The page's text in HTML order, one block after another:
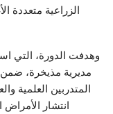
الزراعية متعددة
مديرية مذيخرة، ضمن
المتدربين العلمية
انتشار الأمراض